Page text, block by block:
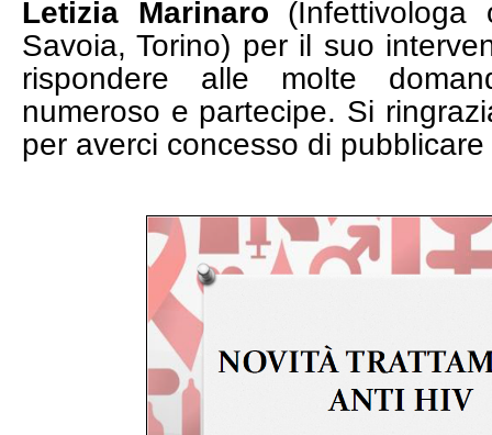
Letizia Marinaro (Infettivologa
Savoia, Torino) per il suo
rispondere alle molte
numeroso e partecipe. Si
per averci concesso di